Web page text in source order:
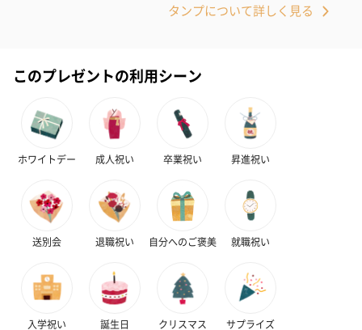
スキンケアグッズを同梱してお届けします。
ト【ありがとう】
（1,100円）
ドクリーム（ピンクグ
レープフルーツ）
リラックスグッズ
リラックスグッズを同梱してお届けします。
タンプについて詳しく見る
このプレゼントの利用シーン
ホワイトデー 成人祝い 卒業祝い 昇進祝い
送別会 退職祝い 自分へのご褒美 就職祝い
入学祝い 誕生日 クリスマス サプライズ